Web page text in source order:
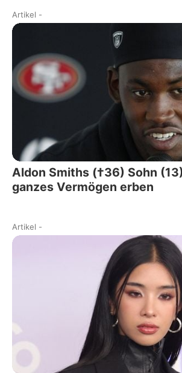
Artikel -
Aldon Smiths (†36) Sohn
ganzes Vermögen erben
Artikel -